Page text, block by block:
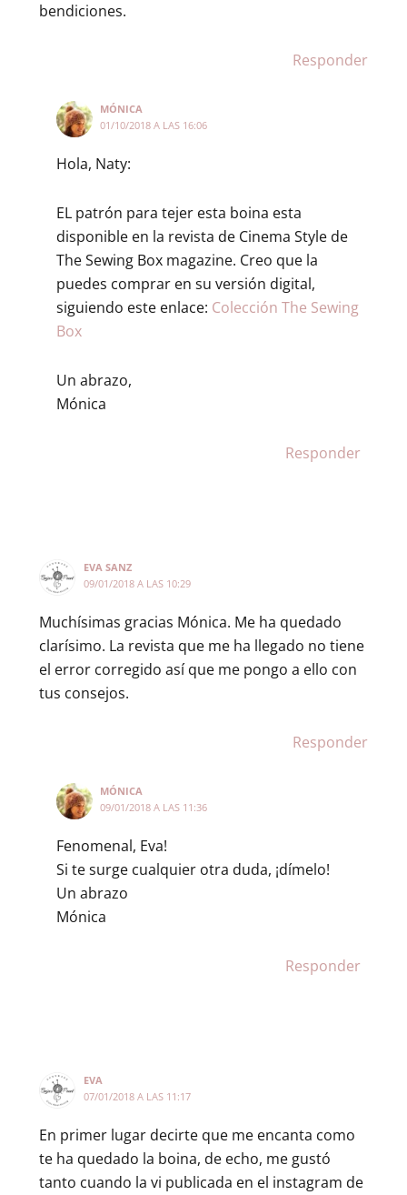
bendiciones.
Responder
MÓNICA
01/10/2018 A LAS 16:06
Hola, Naty:
EL patrón para tejer esta boina esta
disponible en la revista de Cinema Style de
The Sewing Box magazine. Creo que la
puedes comprar en su versión digital,
siguiendo este enlace: Colección The Sewing
Box
Un abrazo,
Mónica
Responder
EVA SANZ
09/01/2018 A LAS 10:29
Muchísimas gracias Mónica. Me ha quedado
clarísimo. La revista que me ha llegado no tiene
el error corregido así que me pongo a ello con
tus consejos.
Responder
MÓNICA
09/01/2018 A LAS 11:36
Fenomenal, Eva!
Si te surge cualquier otra duda, ¡dímelo!
Un abrazo
Mónica
Responder
EVA
07/01/2018 A LAS 11:17
En primer lugar decirte que me encanta como
te ha quedado la boina, de echo, me gustó
tanto cuando la vi publicada en el instagram de